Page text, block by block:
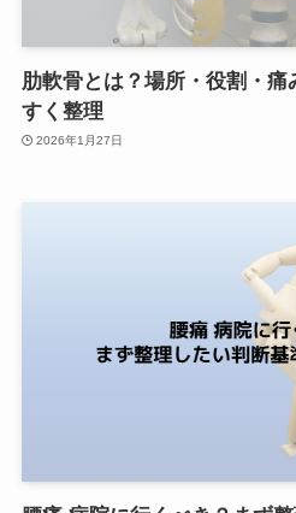
肋軟骨とは？場所・役割・
すく整理
2026年1月27日